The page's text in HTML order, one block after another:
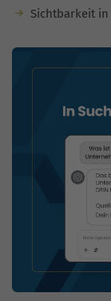
Sichtbarkeit in